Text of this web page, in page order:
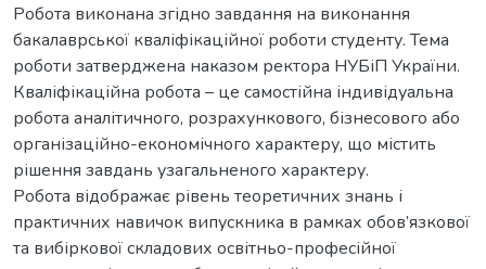
Робота виконана згідно завдання на виконання
бакалаврської кваліфікаційної роботи студенту. Тема
роботи затверджена наказом ректора НУБіП України.
Кваліфікаційна робота – це самостійна індивідуальна
робота аналітичного, розрахункового, бізнесового або
організаційно-економічного характеру, що містить
рішення завдань узагальненого характеру.
Робота відображає рівень теоретичних знань і
практичних навичок випускника в рамках обов’язкової
та вибіркової складових освітньо-професійної